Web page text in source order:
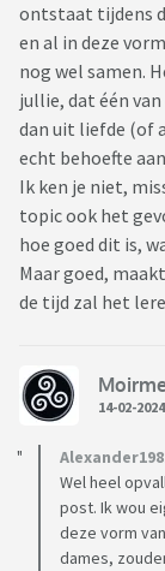
ontstaat tijdens
en al in deze
nog wel samen.
jullie, dat één
dan uit liefde (of
echt behoefte
Ik ken je niet,
topic ook het
hoe goed dit is,
Maar goed,
de tijd zal het
14-02-2024
Wel heel
post. Ik wou
deze vorm
dames,